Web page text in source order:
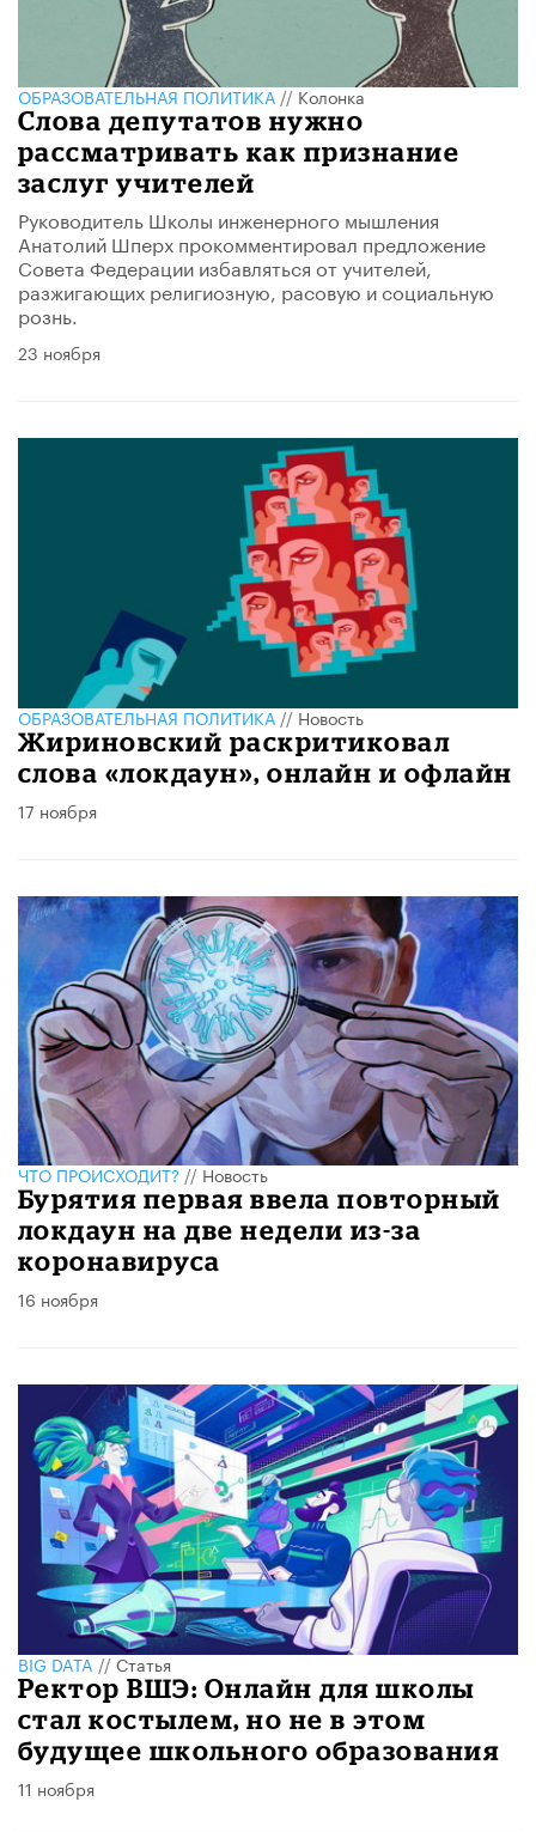
ОБРАЗОВАТЕЛЬНАЯ ПОЛИТИКА//Колонка
Слова депутатов нужно
рассматривать как признание
заслуг учителей
Руководитель Школы инженерного мышления
Анатолий Шперх прокомментировал предложение
Совета Федерации избавляться от учителей,
разжигающих религиозную, расовую и социальную
рознь.
23 ноября
ОБРАЗОВАТЕЛЬНАЯ ПОЛИТИКА//Новость
Жириновский раскритиковал
слова «локдаун», онлайн и офлайн
17 ноября
ЧТО ПРОИСХОДИТ?//Новость
Бурятия первая ввела повторный
локдаун на две недели из-за
коронавируса
16 ноября
BIG DATA//Статья
Ректор ВШЭ: Онлайн для школы
стал костылем, но не в этом
будущее школьного образования
11 ноября